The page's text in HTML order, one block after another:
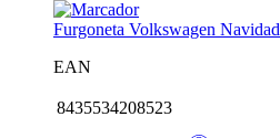
Furgoneta Volkswagen Navidad
EAN
8435534208523